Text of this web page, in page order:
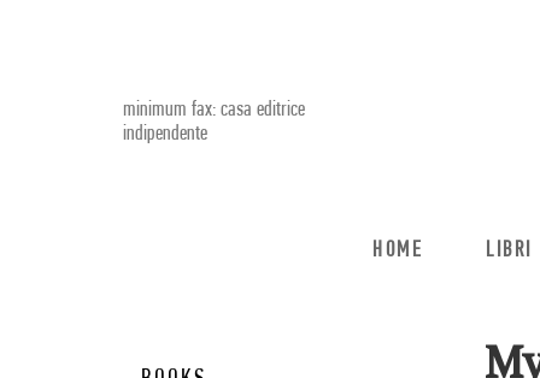
minimum fax: casa editrice
indipendente
HOME LIBRI